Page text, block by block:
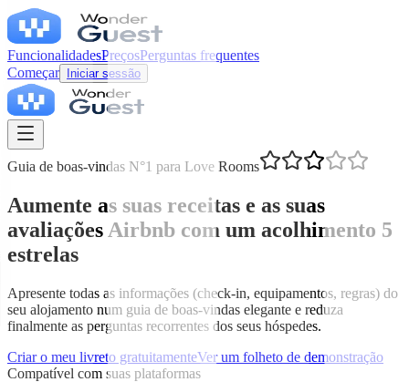
FuncionalidadesPreçosPerguntas frequentes
Começar
Iniciar sessão
Guia de boas-vindas N°1 para Love Rooms
Aumente as suas receitas e as suas
avaliações Airbnb com um acolhimento 5
estrelas
Apresente todas as informações (check-in, equipamentos, regras) do
seu alojamento num guia de boas-vindas elegante e reduza
finalmente as perguntas recorrentes dos seus hóspedes.
Criar o meu livreto gratuitamenteVer um folheto de demonstração
Compatível com suas plataformas